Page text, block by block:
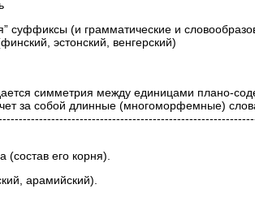
суффиксы (и грамматические и
эстонский, венгерский)
симметрия между единицами плано-
за собой длинные (многоморфемные)
его корня).
арамийский).